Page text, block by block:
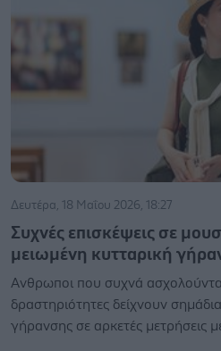
Δευτέρα, 18 Μαΐου 2026, 18:27
Συχνές επισκέψεις σε
μειωμένη κυτταρική
Ανθρωποι που συχνά ασχολούνται
δραστηριότητες δείχνουν
γήρανσης σε αρκετές μετρήσεις